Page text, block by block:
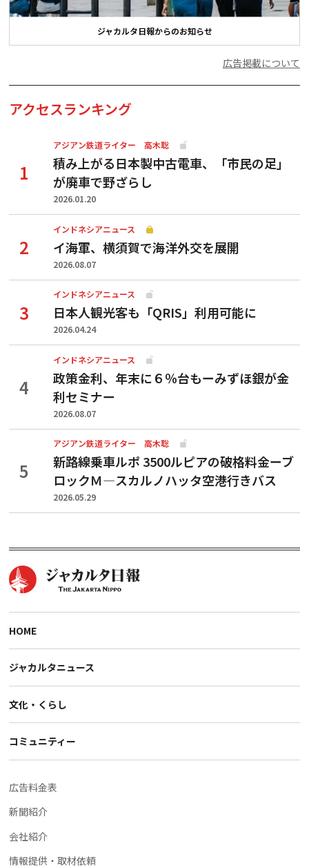
ジャカルタ日報からのお知らせ
広告掲載について
アクセスランキング
アジアン鉄道ライター 高木聡
積み上がる日本製中古電車、「市民の足」
が廃車で野ざらし
2026.01.20
インドネシアニュース
イ海軍、横須賀で海洋外交を展開
2026.08.07
インドネシアニュース
日本人観光客も「QRIS」利用可能に
2026.04.24
インドネシアニュース
政策金利、年末に６％台もーみずほ銀が金
利セミナー
2026.08.07
アジアン鉄道ライター 高木聡
新路線乗車ルポ 3500ルピアの破格料金ーブ
ロックＭ―スカルノハッタ空港行きバス
2026.05.29
HOME
ジャカルタニュース
文化・くらし
コミュニティー
広告料金表
新聞紹介
会社紹介
情報提供・取材依頼